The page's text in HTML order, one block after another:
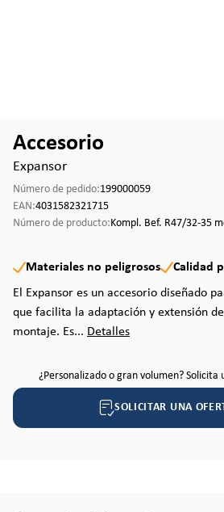
Accesorio
Expansor
Número de pedido:199000059
EAN:4031582321715
Número de producto:Kompl. Bef. R47/32-35
Materiales no peligrosos
Calidad
El Expansor es un accesorio diseñado
que facilita la adaptación y extensión
montaje. Es... Detalles
¿Personalizado o gran volumen? Solicita
SOLICITAR UNA